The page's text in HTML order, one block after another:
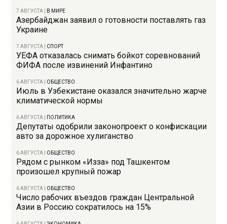
7 АВГУСТА В МИРЕ
Азербайджан заявил о готовности поставлять газ
Украине
7 АВГУСТА СПОРТ
УЕФА отказалась снимать бойкот соревнований
ФИФА после извинений Инфантино
6 АВГУСТА ОБЩЕСТВО
Июль в Узбекистане оказался значительно жарче
климатической нормы
6 АВГУСТА ПОЛИТИКА
Депутаты одобрили законопроект о конфискации
авто за дорожное хулиганство
6 АВГУСТА ОБЩЕСТВО
Рядом с рынком «Изза» под Ташкентом
произошел крупный пожар
6 АВГУСТА ОБЩЕСТВО
Число рабочих въездов граждан Центральной
Азии в Россию сократилось на 15%